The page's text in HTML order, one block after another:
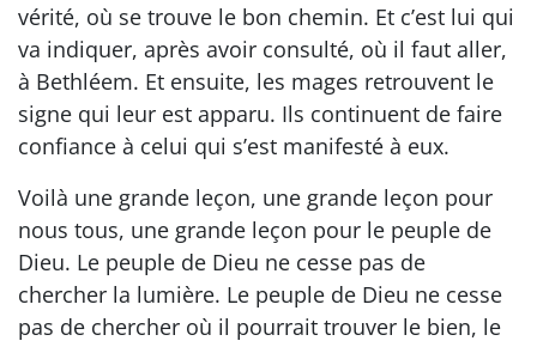
vérité, où se trouve le bon chemin. Et c’est lui qui
va indiquer, après avoir consulté, où il faut aller,
à Bethléem. Et ensuite, les mages retrouvent le
signe qui leur est apparu. Ils continuent de faire
confiance à celui qui s’est manifesté à eux.
Voilà une grande leçon, une grande leçon pour
nous tous, une grande leçon pour le peuple de
Dieu. Le peuple de Dieu ne cesse pas de
chercher la lumière. Le peuple de Dieu ne cesse
pas de chercher où il pourrait trouver le bien, le